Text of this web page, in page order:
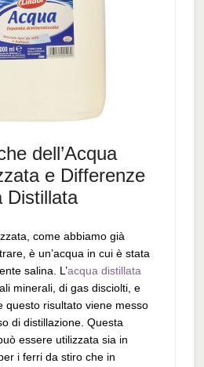
dell’Acqua
e Differenze
Distillata
come abbiamo già
è un’acqua in cui è stata
salina. L’acqua distillata
minerali, di gas disciolti, e
questo risultato viene messo
di distillazione. Questa
essere utilizzata sia in
i ferri da stiro che in